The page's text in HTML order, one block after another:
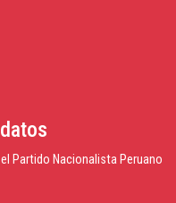
Partido Nacionalista Peruano